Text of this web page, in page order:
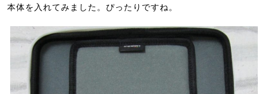
本体を入れてみました。ぴったりですね。